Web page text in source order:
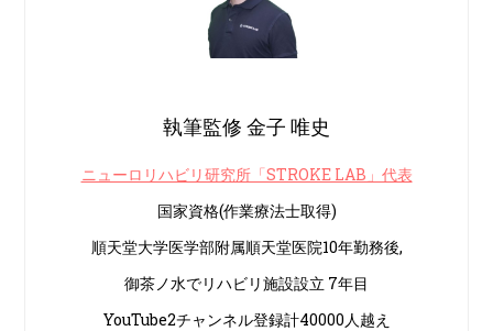
執筆監修 金子 唯史
ニューロリハビリ研究所「STROKE LAB」代表
国家資格(作業療法士取得)
順天堂大学医学部附属順天堂医院10年勤務後,
御茶ノ水でリハビリ施設設立 7年目
YouTube2チャンネル登録計40000人越え